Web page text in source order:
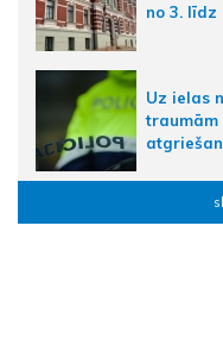
no 3. līdz
Uz ielas
traumām